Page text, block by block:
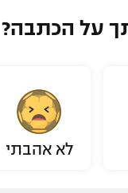
על הכתבה?
לא אהבתי